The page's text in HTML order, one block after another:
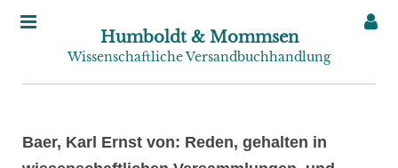
Humboldt & Mommsen
Wissenschaftliche Versandbuchhandlung
Baer, Karl Ernst von: Reden, gehalten in